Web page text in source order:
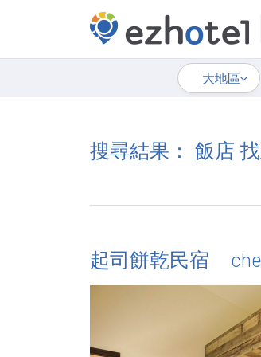
大地區
搜尋結果： 飯店
起司餅乾民宿